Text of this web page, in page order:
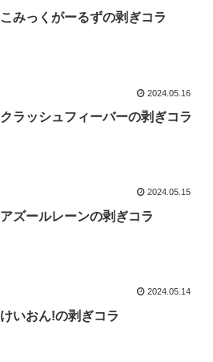
こみっくがーるずの剥ぎコラ
2024.05.16
クラッシュフィーバーの剥ぎコラ
2024.05.15
アズールレーンの剥ぎコラ
2024.05.14
けいおん!の剥ぎコラ